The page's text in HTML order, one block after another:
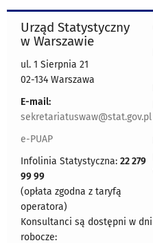
Urząd Statystyczny
w Warszawie
ul. 1 Sierpnia 21
02-134 Warszawa
E-mail:
sekretariatuswaw@stat.gov.pl
e-PUAP
Infolinia Statystyczna: 22 279
99 99
(opłata zgodna z taryfą
operatora)
Konsultanci są dostępni w dni
robocze: